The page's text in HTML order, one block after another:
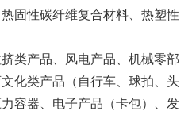
固性碳纤维复合材料、热塑性
类产品、风电产品、机械零部
化类产品（自行车、球拍、头
容器、电子产品（卡包）、发